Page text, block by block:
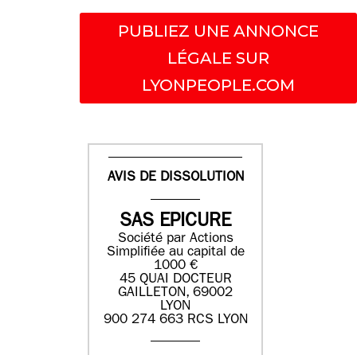
PUBLIEZ UNE ANNONCE
LÉGALE SUR
LYONPEOPLE.COM
AVIS DE DISSOLUTION
SAS EPICURE
Société par Actions
Simplifiée au capital de
1000 €
45 QUAI DOCTEUR
GAILLETON, 69002
LYON
900 274 663 RCS LYON